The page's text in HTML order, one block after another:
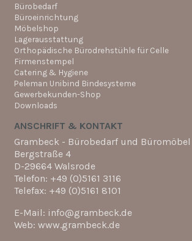
Bürobedarf
Büroeinrichtung
Möbelshop
Lagerausstattung
Orthopädische Bürodrehstühle für Celle
Firmenstempel
Catering & Hygiene
Peleman Unibind Bindesysteme
Gewerbekunden-Shop
Downloads
ANSCHRIFT & KONTAKT
Grambeck - Bürobedarf und Büromöbel
Bergstraße 4
D-29664 Walsrode
Telefon: +49 (0)5161 3116
Telefax: +49 (0)5161 8101
E-Mail: info@grambeck.de
Web: www.grambeck.de